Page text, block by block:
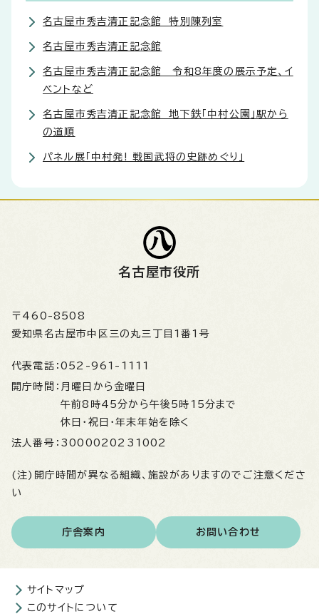
名古屋市秀吉清正記念館 特別陳列室
名古屋市秀吉清正記念館
名古屋市秀吉清正記念館 令和8年度の展示予定、イ
ベントなど
名古屋市秀吉清正記念館 地下鉄「中村公園」駅から
の道順
パネル展「中村発! 戦国武将の史跡めぐり」
名古屋市役所
〒460-8508
愛知県名古屋市中区三の丸三丁目1番1号
代表電話： 052-961-1111
開庁時間： 月曜日から金曜日
午前8時45分から午後5時15分まで
休日・祝日・年末年始を除く
法人番号： 3000020231002
(注)開庁時間が異なる組織、施設がありますのでご注意くださ
い
庁舎案内 お問い合わせ
サイトマップ
このサイトについて